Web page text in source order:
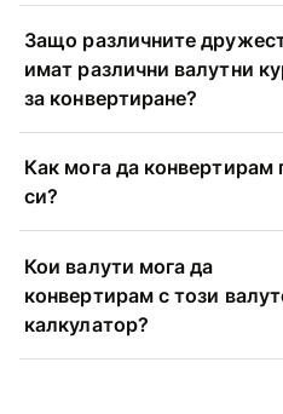
Защо различните
имат различни валутни
за конвертиране?
Как мога да конвертирам
си?
Кои валути мога да
конвертирам с този
калкулатор?